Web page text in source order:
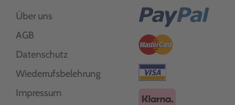
Über uns
AGB
Datenschutz
Wiederrufsbelehrung
Impressum